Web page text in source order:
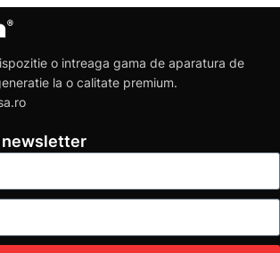
o intreaga gama de aparatura de
la o calitate premium.
newsletter